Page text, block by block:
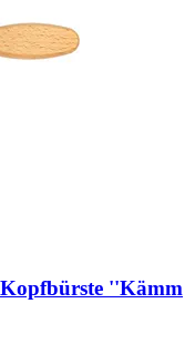
''Kämm